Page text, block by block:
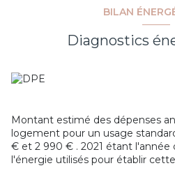
chambre, une salle d’eau avec
garage ainsi qu'une belle
pour recevoir.
Ce bien rare allie confort
BILAN
Diagnostics
Montant estimé des dépenses
logement pour un usage
€ et 2 990 € . 2021 étant l'année
l'énergie utilisés pour établir